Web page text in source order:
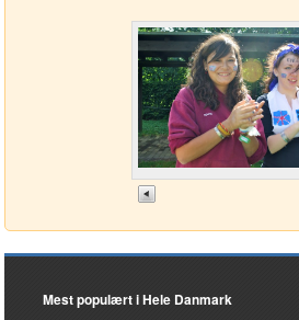
Mest populært i Hele Danmark